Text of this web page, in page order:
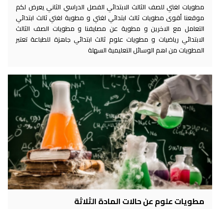
مطويات لغتي للصف الثالث الابتدائي الفصل الدراسي الثاني يعرض لكم
موقعنا أقوى مطويات ثالث ابتدائي لغتي و مطوية لغتي ثالث ابتدائي
التعامل مع الاخرين و مطوية عن مصايفنا و مطويات الصف الثالث
الابتدائي رياضيات و مطويات علوم ثالث ابتدائي جاهزة للطباعة تعتبر
المطويات من اهم الوسائل التعليمية السهلة
مطويات علوم عن حالات المادة الثلاثة